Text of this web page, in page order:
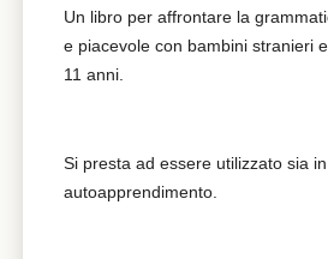
Un libro per affrontare la
e piacevole con bambini stranieri
11 anni.
Si presta ad essere utilizzato sia
autoapprendimento.